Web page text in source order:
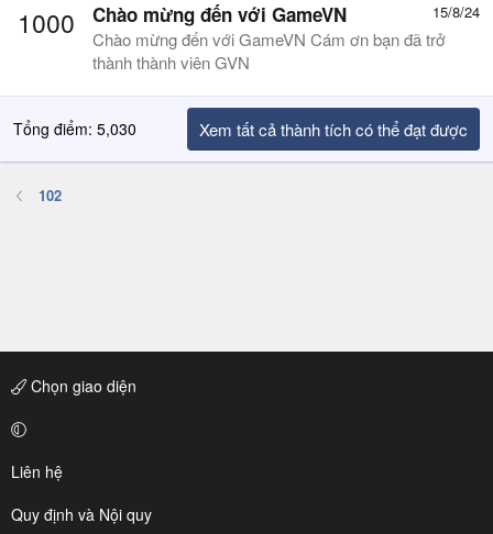
1000 15/8/24
Chào mừng đến với GameVN
Chào mừng đến với GameVN Cám ơn bạn đã trở
thành thành viên GVN
Tổng điểm: 5,030 Xem tất cả thành tích có thể đạt được
102
Chọn giao diện
Liên hệ
Quy định và Nội quy